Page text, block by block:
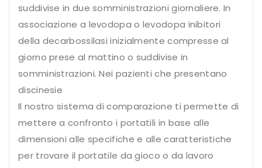
suddivise in due somministrazioni giornaliere. In
associazione a levodopa o levodopa inibitori
della decarbossilasi inizialmente compresse al
giorno prese al mattino o suddivise in
somministrazioni. Nei pazienti che presentano
discinesie
Il nostro sistema di comparazione ti permette di
mettere a confronto i portatili in base alle
dimensioni alle specifiche e alle caratteristiche
per trovare il portatile da gioco o da lavoro